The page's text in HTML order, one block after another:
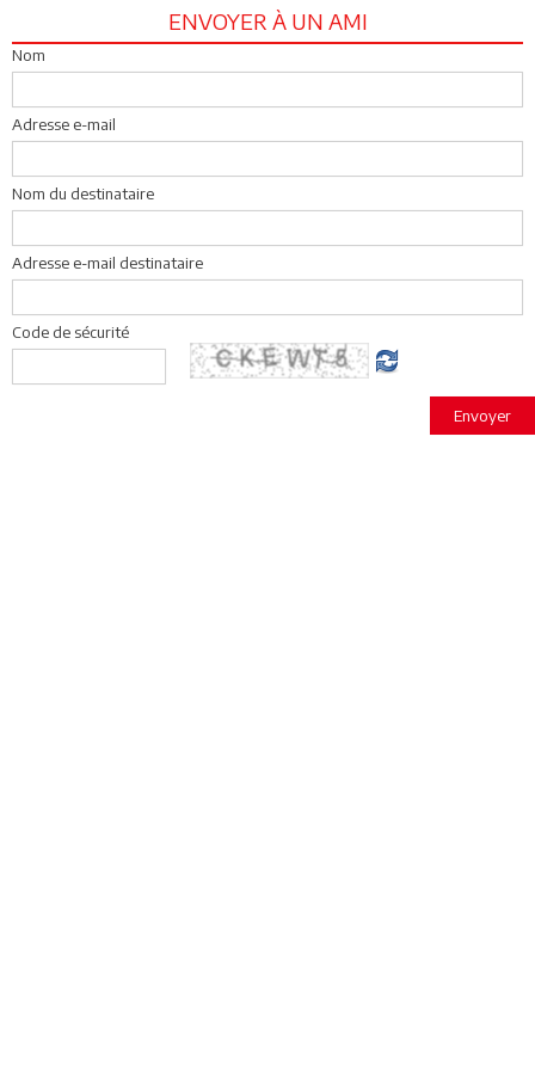
ENVOYER À UN AMI
Nom
Adresse e-mail
Nom du destinataire
Adresse e-mail destinataire
Code de sécurité
Envoyer